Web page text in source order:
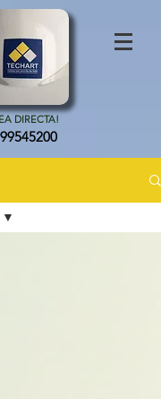
DIRECTA!